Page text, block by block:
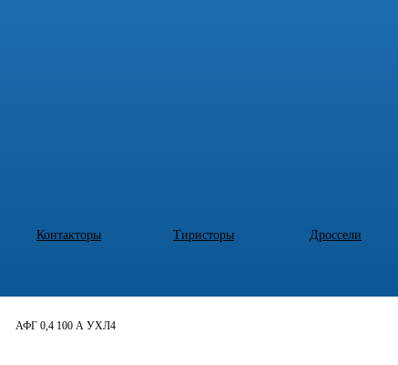
Контакторы Тиристоры Дроссели
АФГ 0,4 100 А УХЛ4